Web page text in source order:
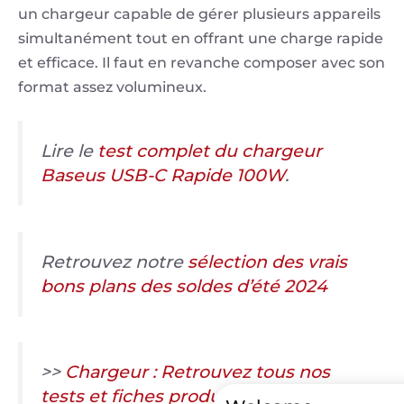
un chargeur capable de gérer plusieurs appareils
simultanément tout en offrant une charge rapide
et efficace. Il faut en revanche composer avec son
format assez volumineux.
Lire le test complet du chargeur
Baseus USB-C Rapide 100W.
Retrouvez notre sélection des vrais
bons plans des soldes d’été 2024
>> Chargeur : Retrouvez tous nos
tests et fiches produits dans notre